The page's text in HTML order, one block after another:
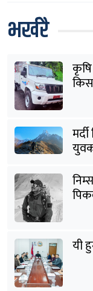
भर्खरै
युवक
यी